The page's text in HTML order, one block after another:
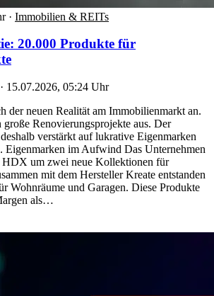
· Immobilien & REITs
20.000 Produkte für
· 15.07.2026, 05:24 Uhr
der neuen Realität am Immobilienmarkt an.
große Renovierungsprojekte aus. Der
verstärkt auf lukrative Eigenmarken
Eigenmarken im Aufwind Das Unternehmen
HDX um zwei neue Kollektionen für
mit dem Hersteller Kreate entstanden
Wohnräume und Garagen. Diese Produkte
als…